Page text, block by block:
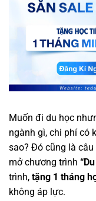
Muốn đi du học
ngành gì, chi phí có
sao? Đó cũng là câu
mở chương trình “
trình, tặng 1 tháng
không áp lực.